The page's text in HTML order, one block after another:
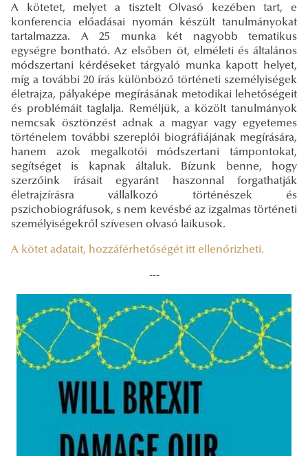
A kötetet, melyet a tisztelt Olvasó kezében tart, e
konferencia előadásai nyomán készült tanulmányokat
tartalmazza. A 25 munka két nagyobb tematikus
egységre bontható. Az elsőben öt, elméleti és általános
módszertani kérdéseket tárgyaló munka kapott helyet,
míg a további 20 írás különböző történeti személyiségek
életrajza, pályaképe megírásának metodikai lehetőségeit
és problémáit taglalja. Reméljük, a közölt tanulmányok
nemcsak ösztönzést adnak a magyar vagy egyetemes
történelem további szereplői biográfiájának megírására,
hanem azok megalkotói módszertani támpontokat,
segítséget is kapnak általuk. Bízunk benne, hogy
szerzőink írásait egyaránt haszonnal forgathatják
életrajzírásra vállalkozó történészek és
pszichobiográfusok, s nem kevésbé az izgalmas történeti
személyiségekről szívesen olvasó laikusok.
A kötet adatait, hozzáférhetőségét itt ellenőrizheti.
---